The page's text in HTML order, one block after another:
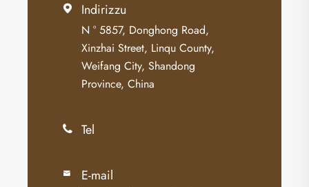
 Indirizzu
N ° 5857, Donghong Road,
Xinzhai Street, Linqu County,
Weifang City, Shandong
Province, China
 Tel
 E-mail